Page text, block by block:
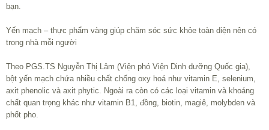
bạn.
Yến mạch – thực phẩm vàng giúp chăm sóc sức khỏe toàn diện nên có
trong nhà mỗi người
Theo PGS.TS Nguyễn Thị Lâm (Viện phó Viện Dinh dưỡng Quốc gia),
bột yến mạch chứa nhiều chất chống oxy hoá như vitamin E, selenium,
axit phenolic và axit phytic. Ngoài ra còn có các loại vitamin và khoáng
chất quan trọng khác như vitamin B1, đồng, biotin, magiê, molybden và
phốt pho.